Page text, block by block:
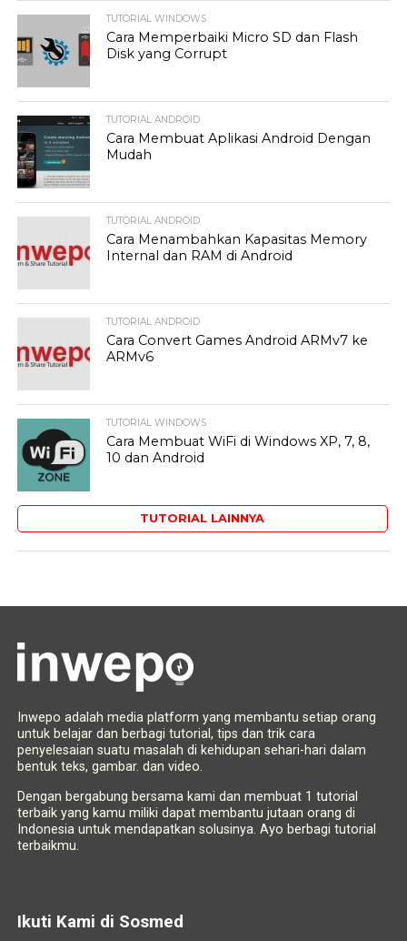
TUTORIAL WINDOWS
Cara Memperbaiki Micro SD dan Flash
Disk yang Corrupt
TUTORIAL ANDROID
Cara Membuat Aplikasi Android Dengan
Mudah
TUTORIAL ANDROID
Cara Menambahkan Kapasitas Memory
Internal dan RAM di Android
TUTORIAL ANDROID
Cara Convert Games Android ARMv7 ke
ARMv6
TUTORIAL WINDOWS
Cara Membuat WiFi di Windows XP, 7, 8,
10 dan Android
TUTORIAL LAINNYA
Inwepo adalah media platform yang membantu setiap orang
untuk belajar dan berbagi tutorial, tips dan trik cara
penyelesaian suatu masalah di kehidupan sehari-hari dalam
bentuk teks, gambar. dan video.
Dengan bergabung bersama kami dan membuat 1 tutorial
terbaik yang kamu miliki dapat membantu jutaan orang di
Indonesia untuk mendapatkan solusinya. Ayo berbagi tutorial
terbaikmu.
Ikuti Kami di Sosmed